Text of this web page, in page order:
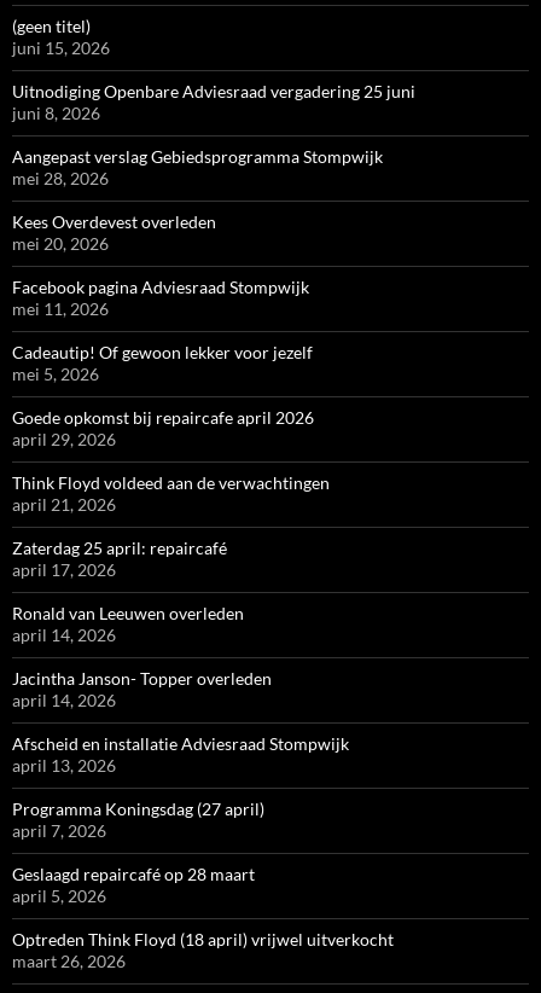
(geen titel)
juni 15, 2026
Uitnodiging Openbare Adviesraad vergadering 25 juni
juni 8, 2026
Aangepast verslag Gebiedsprogramma Stompwijk
mei 28, 2026
Kees Overdevest overleden
mei 20, 2026
Facebook pagina Adviesraad Stompwijk
mei 11, 2026
Cadeautip! Of gewoon lekker voor jezelf
mei 5, 2026
Goede opkomst bij repaircafe april 2026
april 29, 2026
Think Floyd voldeed aan de verwachtingen
april 21, 2026
Zaterdag 25 april: repaircafé
april 17, 2026
Ronald van Leeuwen overleden
april 14, 2026
Jacintha Janson- Topper overleden
april 14, 2026
Afscheid en installatie Adviesraad Stompwijk
april 13, 2026
Programma Koningsdag (27 april)
april 7, 2026
Geslaagd repaircafé op 28 maart
april 5, 2026
Optreden Think Floyd (18 april) vrijwel uitverkocht
maart 26, 2026